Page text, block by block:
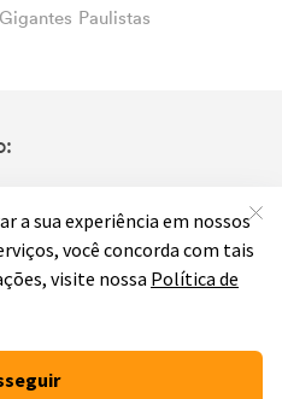
Gigantes Paulistas